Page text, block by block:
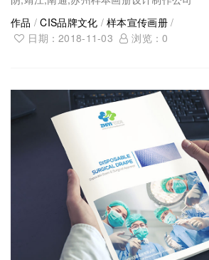
作品 /CIS品牌文化 /样本宣传画册/
日期：2018-11-03
浏览：0